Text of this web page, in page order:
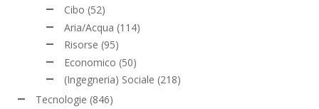
Cibo (52)
Aria/Acqua (114)
Risorse (95)
Economico (50)
(Ingegneria) Sociale (218)
Tecnologie (846)